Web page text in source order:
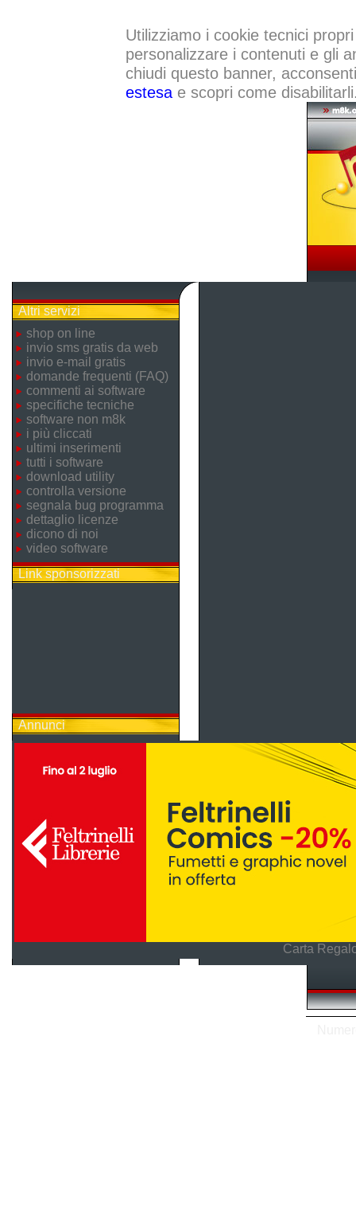
Utilizziamo i cookie tecnici
personalizzare i contenuti e gli
chiudi questo banner,
estesae scopri come
Altri servizi
shop on line
invio sms gratis da web
invio e-mail gratis
domande frequenti (FAQ)
commenti ai software
specifiche tecniche
software non m8k
i più cliccati
ultimi inserimenti
tutti i software
download utility
controlla versione
segnala bug programma
dettaglio licenze
dicono di noi
video software
Link sponsorizzati
Annunci
Carta